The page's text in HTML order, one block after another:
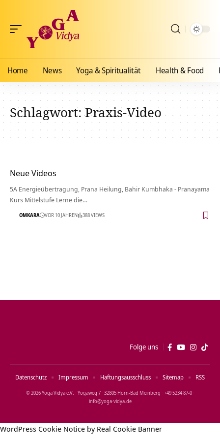
Home News Yoga & Spiritualität Health & Food
Schlagwort:Praxis-Video
Neue Videos
5A Energieübertragung, Prana Heilung, Bahir Kumbhaka - Pranayama
Kurs Mittelstufe Lerne die…
OMKARA VOR 10 JAHREN 388 VIEWS
Folge uns
© 2026 Yoga Vidya e.V. · Yogaweg 7 · 32805 Horn‑Bad Meinberg · +49 5234 87‑0 ·
info@yoga‑vidya.de
Datenschutz Impressum Haftungsausschluss Sitemap RSS
WordPress Cookie Notice by Real Cookie Banner